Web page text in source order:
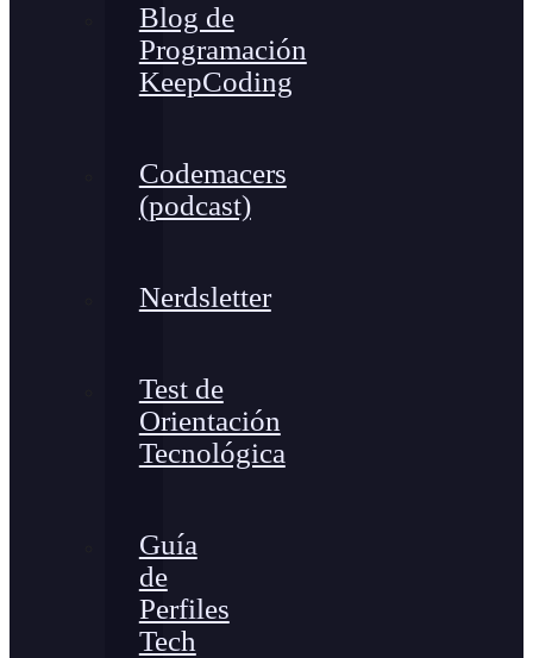
Blog de
Programación
KeepCoding
Codemacers
(podcast)
Nerdsletter
Test de
Orientación
Tecnológica
Guía
de
Perfiles
Tech